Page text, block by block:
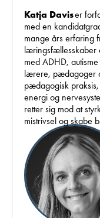
Katja Daviser
med en
mange års erfaring
læringsfællesskaber
med ADHD,
lærere, pædagoger
pædagogisk
energi og
retter sig mod at
mistrivsel og skabe